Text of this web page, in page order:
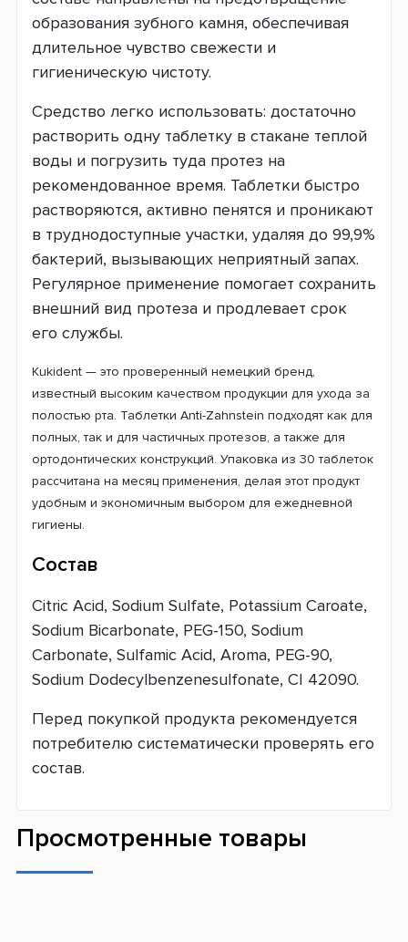
образования зубного камня, обеспечивая
длительное чувство свежести и
гигиеническую чистоту.
Средство легко использовать: достаточно
растворить одну таблетку в стакане теплой
воды и погрузить туда протез на
рекомендованное время. Таблетки быстро
растворяются, активно пенятся и проникают
в труднодоступные участки, удаляя до 99,9%
бактерий, вызывающих неприятный запах.
Регулярное применение помогает сохранить
внешний вид протеза и продлевает срок
его службы.
Kukident — это проверенный немецкий бренд,
известный высоким качеством продукции для ухода за
полостью рта. Таблетки Anti-Zahnstein подходят как для
полных, так и для частичных протезов, а также для
ортодонтических конструкций. Упаковка из 30 таблеток
рассчитана на месяц применения, делая этот продукт
удобным и экономичным выбором для ежедневной
гигиены.
Состав
Citric Acid, Sodium Sulfate, Potassium Caroate,
Sodium Bicarbonate, PEG-150, Sodium
Carbonate, Sulfamic Acid, Aroma, PEG-90,
Sodium Dodecylbenzenesulfonate, CI 42090.
Перед покупкой продукта рекомендуется
потребителю систематически проверять его
состав.
Просмотренные товары